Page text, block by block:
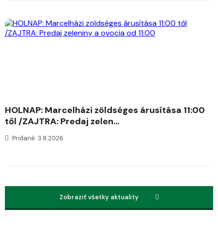
HOLNAP: Marcelházi zöldséges árusítása 11:00
től /ZAJTRA: Predaj zelen...
Pridané: 3.8.2026
Zobraziť všetky aktuality